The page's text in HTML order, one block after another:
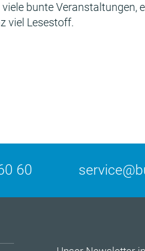
bunte Veranstaltungen,
viel Lesestoff.
60